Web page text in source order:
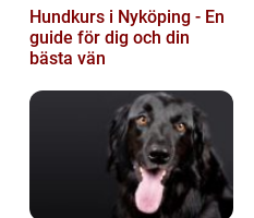
Hundkurs i Nyköping - En
guide för dig och din
bästa vän